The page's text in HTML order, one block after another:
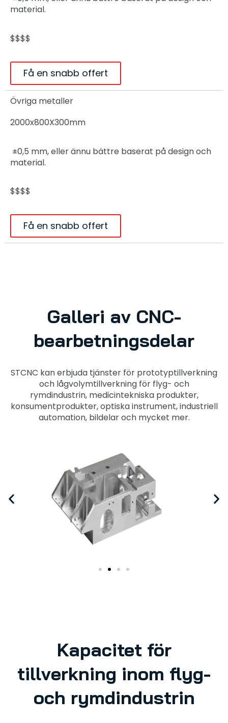
material.
$$$$
Få en snabb offert
Övriga metaller
2000x800X300mm
±0,5 mm, eller ännu bättre baserat på design och
material.
$$$$
Få en snabb offert
Galleri av CNC-
bearbetningsdelar
STCNC kan erbjuda tjänster för prototyptillverkning
och lågvolymtillverkning för flyg- och
rymdindustrin, medicintekniska produkter,
konsumentprodukter, optiska instrument, industriell
automation, bildelar och mycket mer.
Kapacitet för
tillverkning inom flyg-
och rymdindustrin